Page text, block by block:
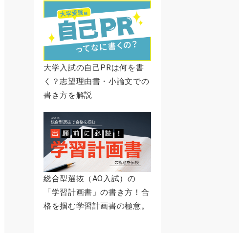
大学入試の自己PRは何を書
く？志望理由書・小論文での
書き方を解説
総合型選抜（AO入試）の
「学習計画書」の書き方！合
格を掴む学習計画書の極意。